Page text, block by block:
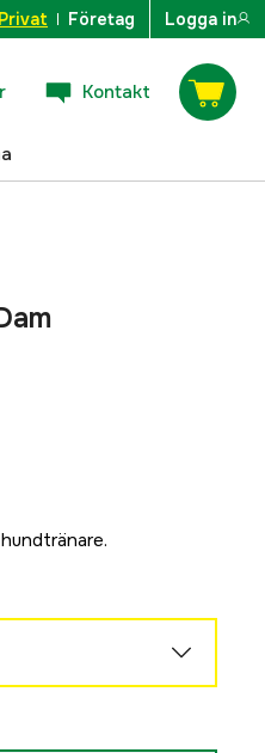
Privat Företag Logga in
Kontakt